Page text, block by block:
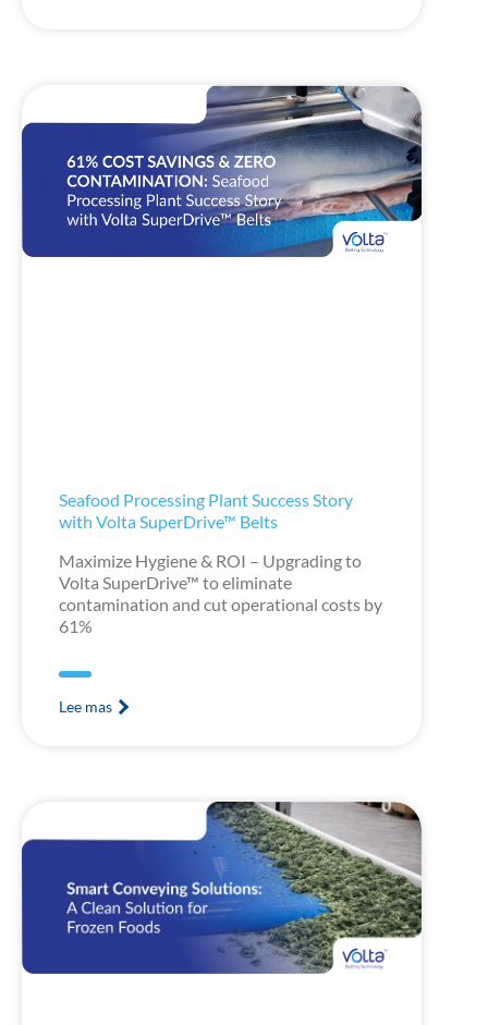
Seafood Processing Plant Success Story
with Volta SuperDrive™ Belts
Maximize Hygiene & ROI – Upgrading to
Volta SuperDrive™ to eliminate
contamination and cut operational costs by
61%
Lee mas